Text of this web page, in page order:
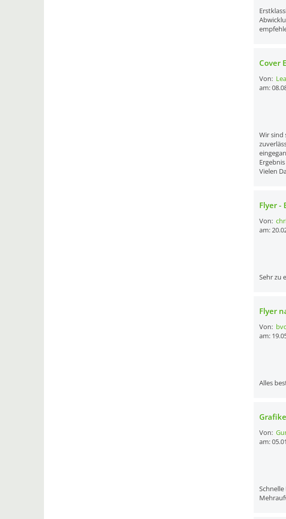
Cover
Von:
am:
Wir sind
Vielen
Flyer -
Von:
am:
Sehr zu
Flyer
Von:
am:
Alles
Von:
am: